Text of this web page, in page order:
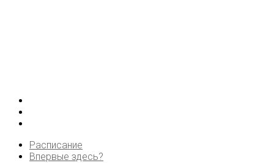
Расписание
Впервые здесь?